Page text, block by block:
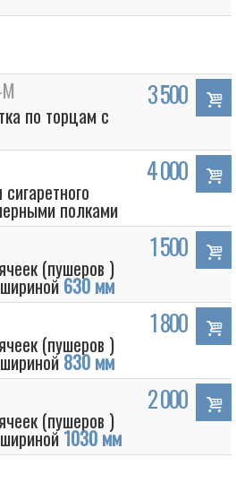
по торцам с
3 500
полками
4 000
(пушеров )
630 мм
1 500
(пушеров )
830 мм
1 800
(пушеров )
1030 мм
2 000